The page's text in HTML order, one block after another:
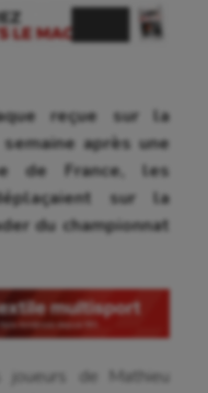
reçue sur la
après une
de France, les
sur la
du championnat
de Mathieu